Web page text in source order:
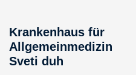
Krankenhaus für
Allgemeinmedizin
Sveti duh